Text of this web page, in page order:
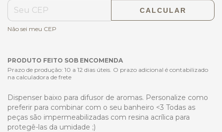
CALCULAR
Não sei meu CEP
PRODUTO FEITO SOB ENCOMENDA
Prazo de produção: 10 a 12 dias úteis. O prazo adicional é contabilizado
na calculadora de frete
Dispenser baixo para difusor de aromas. Personalize como
preferir para combinar com o seu banheiro <3 Todas as
peças são impermeabilizadas com resina acrílica para
protegê-las da umidade ;)